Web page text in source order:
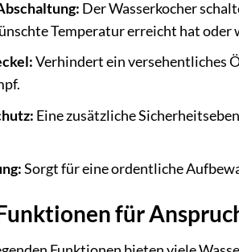
Der Wasserkocher
Temperatur erreicht hat oder
Verhindert ein versehentliches
Eine zusätzliche
Sorgt für eine ordentliche
für